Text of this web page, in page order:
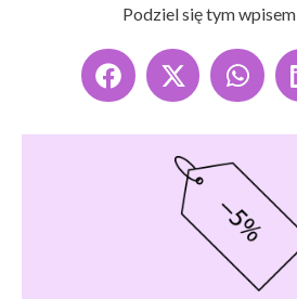
Podziel się tym